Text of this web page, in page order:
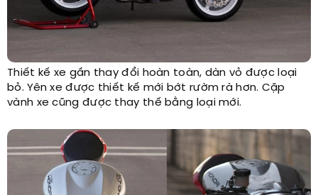
Thiết kế xe gần thay đổi hoàn toàn, dàn vỏ được loại
bỏ. Yên xe được thiết kế mới bớt rườm rà hơn. Cặp
vành xe cũng được thay thế bằng loại mới.